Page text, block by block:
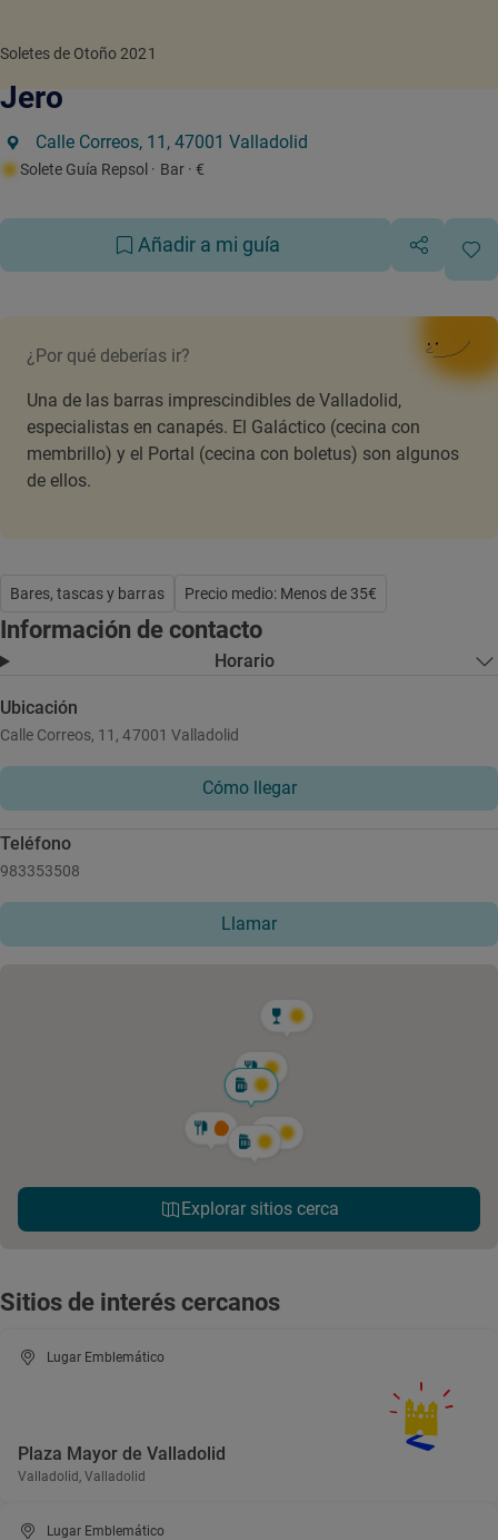
Soletes de Otoño 2021
Jero
Calle Correos, 11, 47001 Valladolid
Solete Guía Repsol · Bar · €
Añadir a mi guía
¿Por qué deberías ir?
Una de las barras imprescindibles de Valladolid,
especialistas en canapés. El Galáctico (cecina con
membrillo) y el Portal (cecina con boletus) son algunos
de ellos.
Bares, tascas y barras Precio medio: Menos de 35€
Información de contacto
Horario
Ubicación
Calle Correos, 11, 47001 Valladolid
Cómo llegar
Teléfono
983353508
Llamar
Explorar sitios cerca
Sitios de interés cercanos
Lugar Emblemático
Plaza Mayor de Valladolid
Valladolid, Valladolid
Lugar Emblemático